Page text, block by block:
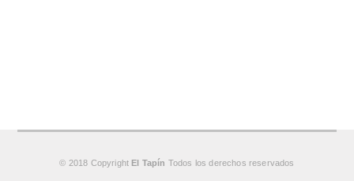
© 2018 Copyright El Tapín Todos los derechos reservados